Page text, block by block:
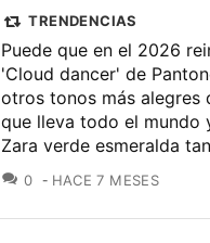
TRENDENCIAS
Puede que en el 2026
'Cloud dancer' de
otros tonos más alegres
que lleva todo el mundo
Zara verde esmeralda
0 COMENTARIOS
HACE 7 MESES